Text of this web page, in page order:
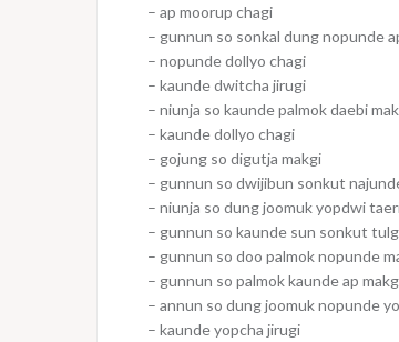
– ap moorup chagi
– gunnun so sonkal dung nopunde
– nopunde dollyo chagi
– kaunde dwitcha jirugi
– niunja so kaunde palmok daebi
– kaunde dollyo chagi
– gojung so digutja makgi
– gunnun so dwijibun sonkut
– niunja so dung joomuk yopdwi
– gunnun so kaunde sun sonkut
– gunnun so doo palmok nopunde
– gunnun so palmok kaunde ap
– annun so dung joomuk nopunde
– kaunde yopcha jirugi